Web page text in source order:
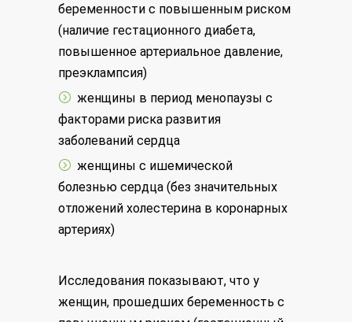
беременности с повышенным риском
(наличие гестационного диабета,
повышенное артериальное давление,
преэклампсия)
женщины в период менопаузы с
факторами риска развития
заболеваний сердца
женщины с ишемической
болезнью сердца (без значительных
отложений холестерина в коронарных
артериях)
Исследования показывают, что у
женщин, прошедших беременность с